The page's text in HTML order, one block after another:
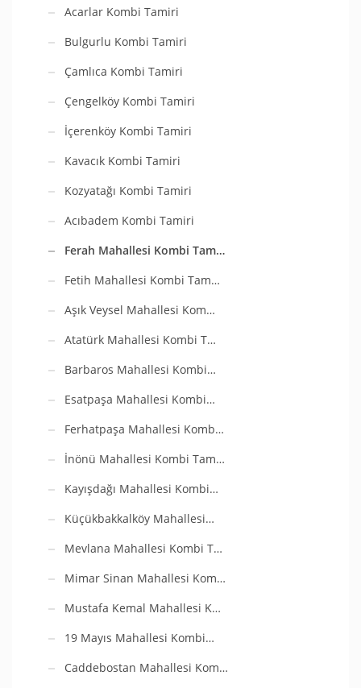
Acarlar Kombi Tamiri
Bulgurlu Kombi Tamiri
Çamlıca Kombi Tamiri
Çengelköy Kombi Tamiri
İçerenköy Kombi Tamiri
Kavacık Kombi Tamiri
Kozyatağı Kombi Tamiri
Acıbadem Kombi Tamiri
Ferah Mahallesi Kombi Tam…
Fetih Mahallesi Kombi Tam…
Aşık Veysel Mahallesi Kom…
Atatürk Mahallesi Kombi T…
Barbaros Mahallesi Kombi…
Esatpaşa Mahallesi Kombi…
Ferhatpaşa Mahallesi Komb…
İnönü Mahallesi Kombi Tam…
Kayışdağı Mahallesi Kombi…
Küçükbakkalköy Mahallesi…
Mevlana Mahallesi Kombi T…
Mimar Sinan Mahallesi Kom…
Mustafa Kemal Mahallesi K…
19 Mayıs Mahallesi Kombi…
Caddebostan Mahallesi Kom…